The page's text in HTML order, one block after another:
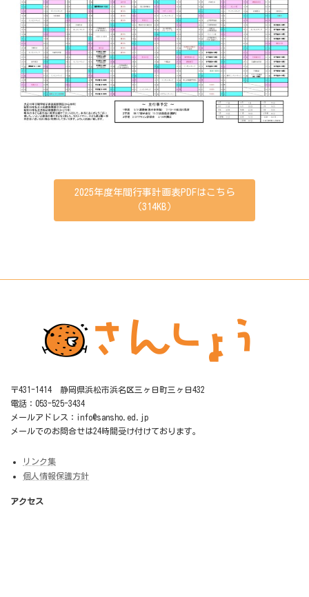
2025年度年間行事計画表PDFはこちら
（314KB）
〒431-1414 静岡県浜松市浜名区三ヶ日町三ヶ日432
電話：053-525-3434
メールアドレス：info@sansho.ed.jp
メールでのお問合せは24時間受け付けております。
リンク集
個人情報保護方針
アクセス